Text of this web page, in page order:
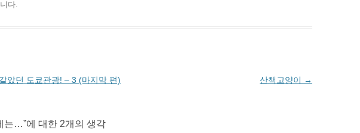
다.
았던 도쿄관광! – 3 (마지막 편) 산책고양이 →
는…”에 대한 2개의 생각